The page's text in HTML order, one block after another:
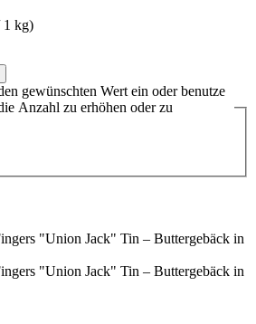
1 kg)
gewünschten Wert ein oder benutze
Anzahl zu erhöhen oder zu